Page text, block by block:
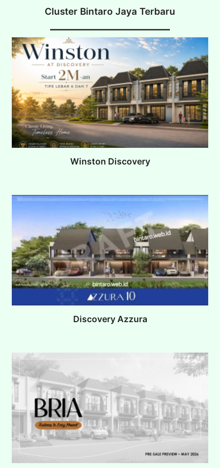
Cluster Bintaro Jaya Terbaru
Winston Discovery
Discovery Azzura